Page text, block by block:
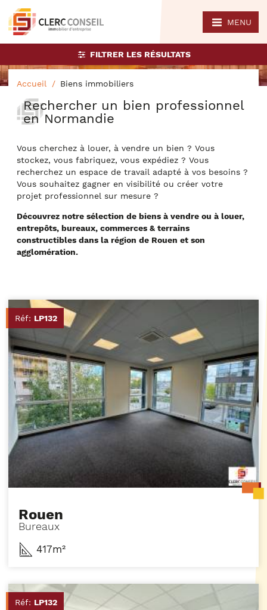
MENU
FILTRER LES RÉSULTATS
Accueil Biens immobiliers
Rechercher un bien professionnel
en Normandie
Vous cherchez à louer, à vendre un bien ? Vous
stockez, vous fabriquez, vous expédiez ? Vous
recherchez un espace de travail adapté à vos besoins ?
Vous souhaitez gagner en visibilité ou créer votre
projet professionnel sur mesure ?
Découvrez notre sélection de biens à vendre ou à louer,
entrepôts, bureaux, commerces & terrains
constructibles dans la région de Rouen et son
agglomération.
Réf: LP132
Rouen
Bureaux
417m²
Réf: LP132